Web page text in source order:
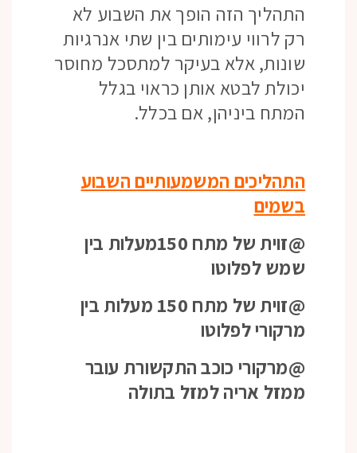
התהליך הזה הופך את השבוע לא
רק לרווי עימותים בין שתי אנרגיות
שונות, אלא בעיקר למתסכל מחוסר
יכולת לבטא אותן כראוי בגלל
המתח ביניהן, אם בכלל.
התהליכים המשמעותיים השבוע
בשמים
@זוית של מתח 150מעלות בין
שמש לפלוטו
@זוית של מתח 150 מעלות בין
מרקורי לפלוטו
@מרקורי כוכב התקשורת עובר
ממזל אריה למזל בתולה